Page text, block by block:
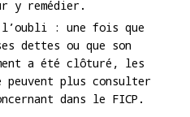
y remédier.
: une fois que
dettes ou que son
a été clôturé, les
peuvent plus consulter
dans le FICP.